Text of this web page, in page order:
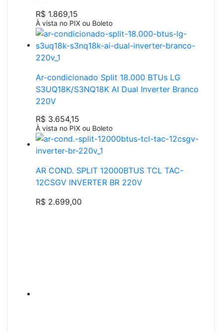
R$ 1.869,15
À vista no PIX ou Boleto
Ar-condicionado Split 18.000 BTUs LG
S3UQ18K/S3NQ18K AI Dual Inverter Branco
220V
R$ 3.654,15
À vista no PIX ou Boleto
AR COND. SPLIT 12000BTUS TCL TAC-
12CSGV INVERTER BR 220V
R$ 2.699,00